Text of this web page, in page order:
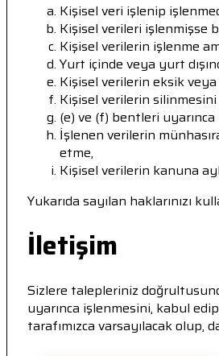
Kişisel veri işlenip
Kişisel verileri işlenmişse
Kişisel verilerin işlenme
Yurt içinde veya yurt
Kişisel verilerin eksik
Kişisel verilerin
(e) ve (f) bentleri
İşlenen verilerin
etme,
Kişisel verilerin kanuna
Yukarıda sayılan haklarınızı
İletişim
Sizlere talepleriniz
uyarınca işlenmesini, kabul
tarafımızca varsayılacak